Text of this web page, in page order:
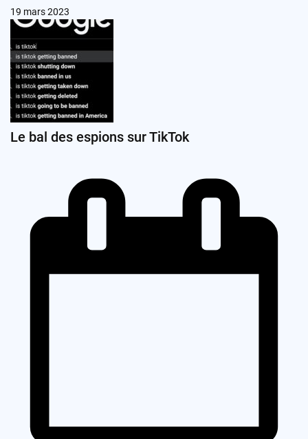
19 mars 2023
Le bal des espions sur TikTok